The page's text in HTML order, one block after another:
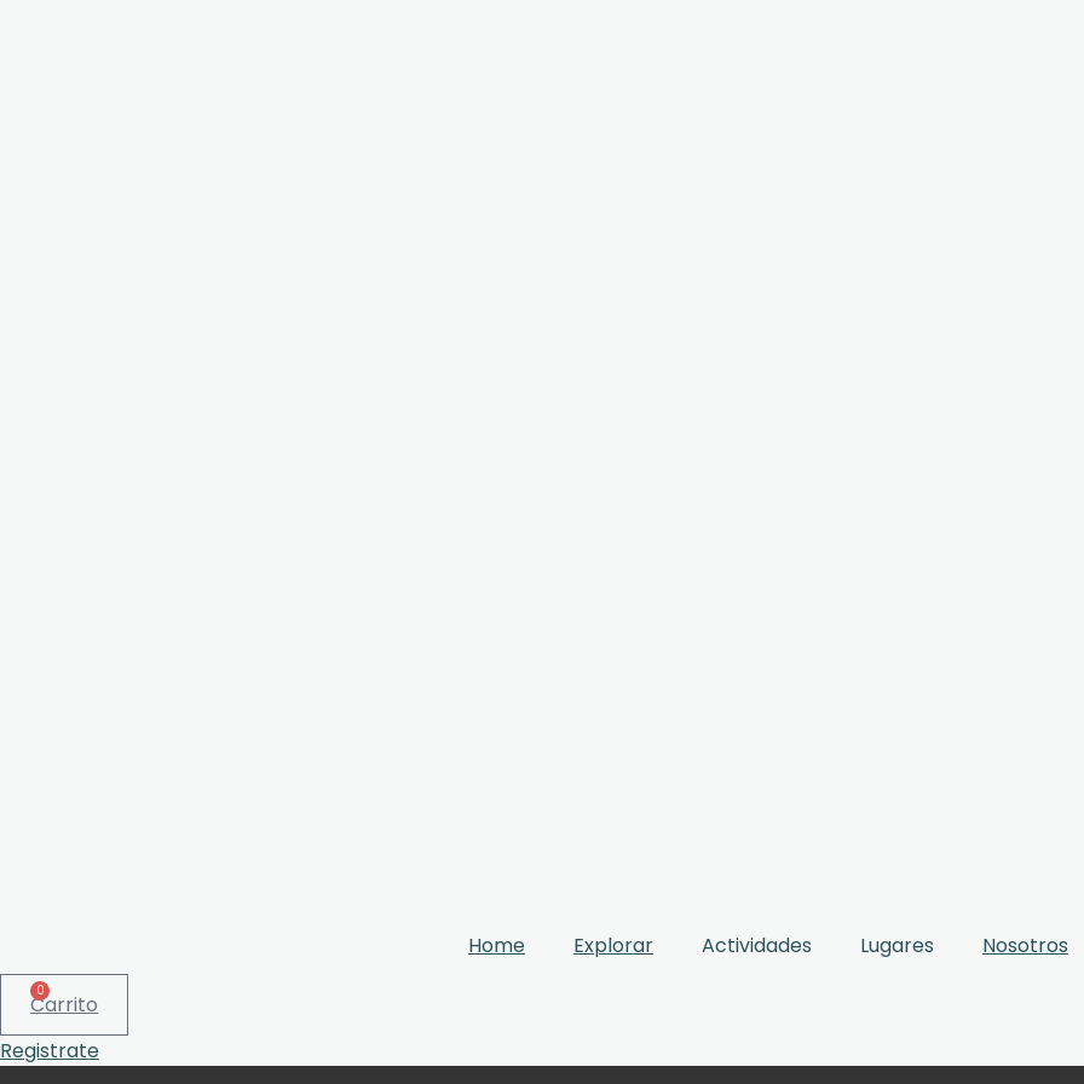
Home Explorar Actividades Lugares Nosotros
0
Carrito
Registrate